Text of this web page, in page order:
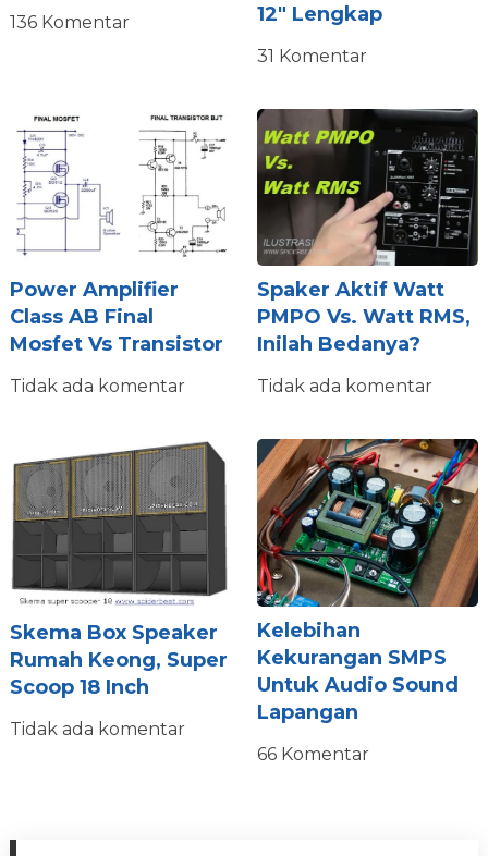
136 Komentar
12″ Lengkap
31 Komentar
Power Amplifier
Class AB Final
Mosfet Vs Transistor
Tidak ada komentar
Spaker Aktif Watt
PMPO Vs. Watt RMS,
Inilah Bedanya?
Tidak ada komentar
Skema Box Speaker
Rumah Keong, Super
Scoop 18 Inch
Tidak ada komentar
Kelebihan
Kekurangan SMPS
Untuk Audio Sound
Lapangan
66 Komentar